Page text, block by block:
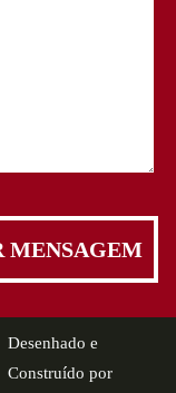
Desenhado e
Construído por